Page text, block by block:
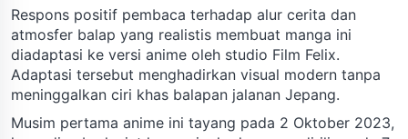
Respons positif pembaca terhadap alur cerita dan
atmosfer balap yang realistis membuat manga ini
diadaptasi ke versi anime oleh studio Film Felix.
Adaptasi tersebut menghadirkan visual modern tanpa
meninggalkan ciri khas balapan jalanan Jepang.
Musim pertama anime ini tayang pada 2 Oktober 2023,